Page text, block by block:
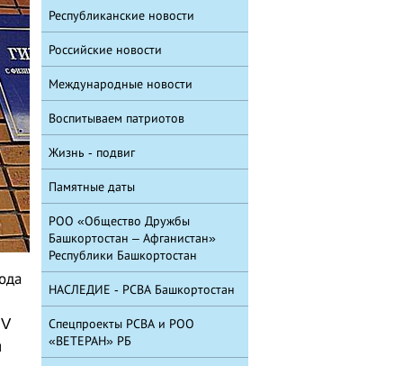
Республиканские новости
Российские новости
Международные новости
Воспитываем патриотов
Жизнь - подвиг
Памятные даты
РОО «Общество Дружбы
Башкортостан – Афганистан»
Республики Башкортостан
НАСЛЕДИЕ - РСВА Башкортостан
Спецпроекты РСВА и РОО
«ВЕТЕРАН» РБ